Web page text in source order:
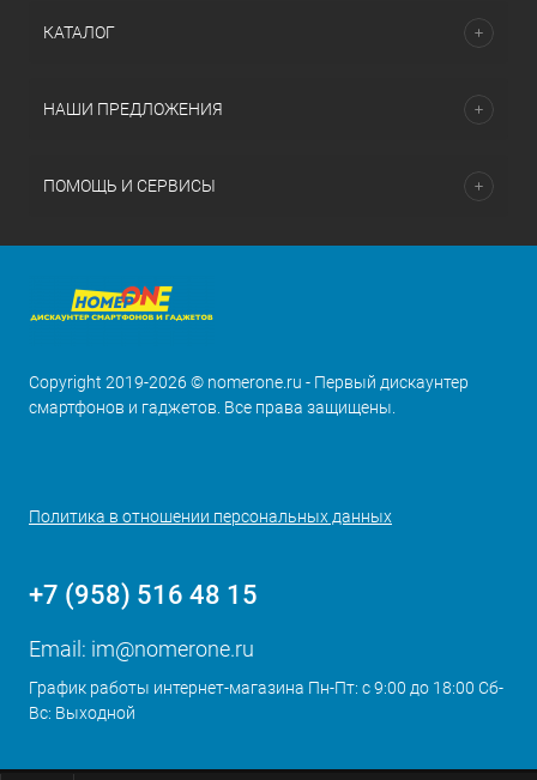
КАТАЛОГ
НАШИ ПРЕДЛОЖЕНИЯ
ПОМОЩЬ И СЕРВИСЫ
Copyright 2019-2026 © nomerone.ru - Первый дискаунтер
смартфонов и гаджетов. Все права защищены.
Политика в отношении персональных данных
+7 (958) 516 48 15
Email: im@nomerone.ru
График работы интернет-магазина Пн-Пт: с 9:00 до 18:00 Сб-
Вс: Выходной